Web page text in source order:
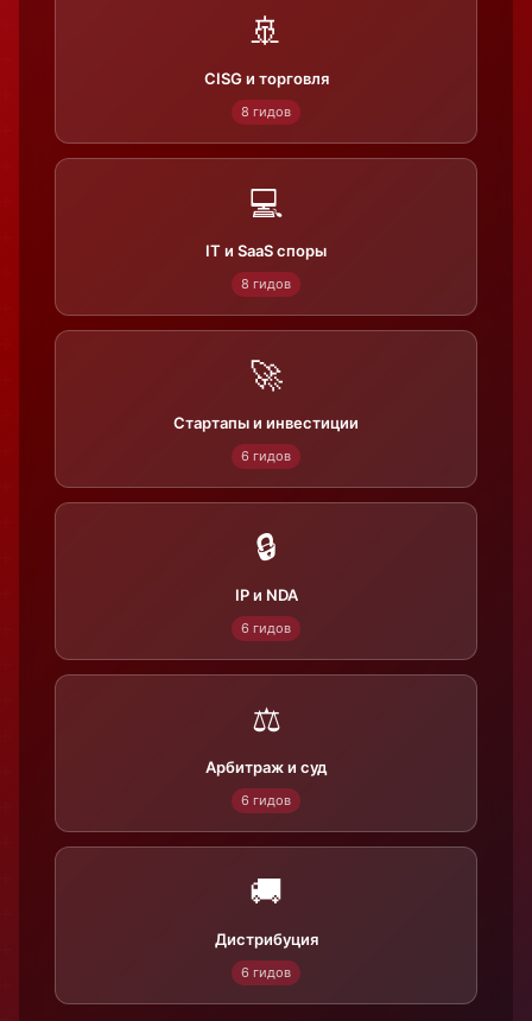
🚢
CISG и торговля
8 гидов
💻
IT и SaaS споры
8 гидов
🚀
Стартапы и инвестиции
6 гидов
🔒
IP и NDA
6 гидов
⚖
Арбитраж и суд
6 гидов
🚚
Дистрибуция
6 гидов